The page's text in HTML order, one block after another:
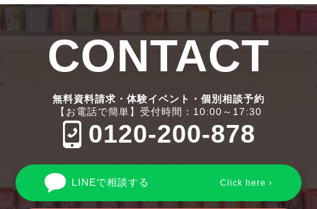
CONTACT
無料資料請求・体験イベント・個別相談予約
【お電話で簡単】受付時間：10:00～17:30
0120-200-878
LINEで相談する Click here ›